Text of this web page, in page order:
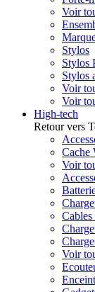
Voir
Stylos
Stylos
Stylos
Voir
Voir
High-tech
Retour vers
Cache
Voir
Voir